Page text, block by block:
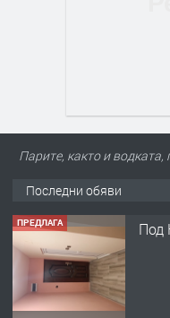
Парите, както и
Последни обяви
ПРЕДЛАГА Под